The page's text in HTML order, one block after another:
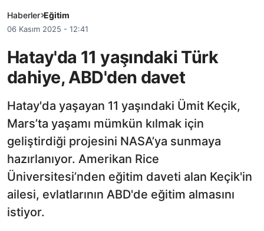
Haberler Eğitim
06 Kasım 2025 - 12:41
Hatay'da 11 yaşındaki Türk
dahiye, ABD'den davet
Hatay'da yaşayan 11 yaşındaki Ümit Keçik,
Mars’ta yaşamı mümkün kılmak için
geliştirdiği projesini NASA’ya sunmaya
hazırlanıyor. Amerikan Rice
Üniversitesi’nden eğitim daveti alan Keçik'in
ailesi, evlatlarının ABD'de eğitim almasını
istiyor.